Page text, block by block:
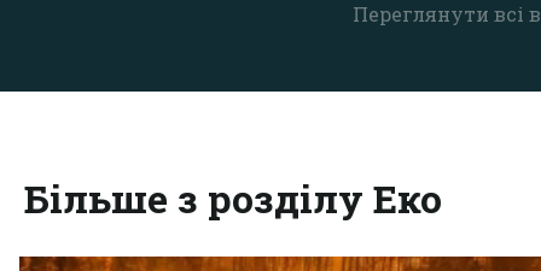
Переглянути всі
Більше з розділу Еко